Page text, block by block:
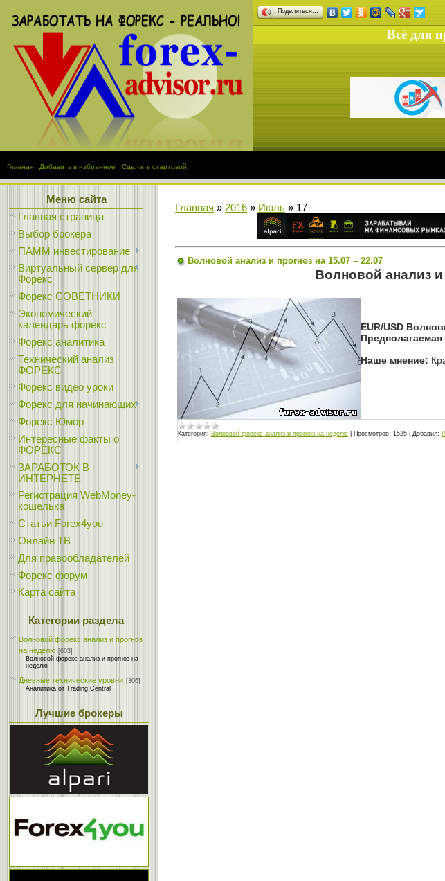
Поделиться…
Всё для
Главная Добавить в избранное Сделать стартовой
Меню сайта
Главная страница
Выбор брокера
ПАММ инвестирование
Виртуальный сервер для
Форекс
Форекс СОВЕТНИКИ
Экономический
календарь форекс
Форекс аналитика
Технический анализ
ФОРЕКС
Форекс видео уроки
Форекс для начинающих
Форекс Юмор
Интересные факты о
ФОРЕКС
ЗАРАБОТОК В
ИНТЕРНЕТЕ
Регистрация WebMoney-
кошелька
Статьи Forex4you
Онлайн ТВ
Для правообладателей
Форекс форум
Карта сайта
Категории раздела
Волновой форекс анализ и прогноз
на неделю [603]
Волновой форекс анализ и прогноз на
неделю
Дневные технические уровни [306]
Аналитика от Trading Central
Лучшие брокеры
Главная » 2016 » Июль » 17
Волновой анализ и прогноз на 15.07 – 22.07
Волновой анализ и
EUR/USD
Предполагаемая
Наше мнение:
Категория: Волновой форекс анализ и прогноз на неделю Просмотров: 1525 Добавил: